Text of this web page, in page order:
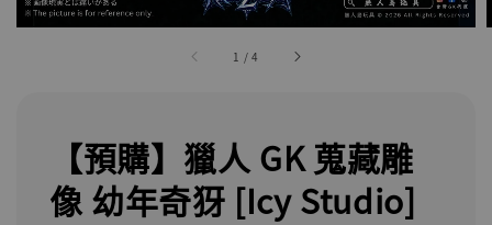
1 /4
【預購】獵人 GK 蒐藏雕
像 幼年奇犽 [Icy Studio]